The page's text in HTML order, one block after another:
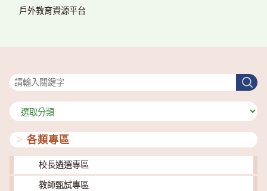
戶外教育資源平台
搜
尋
分
類
各類專區
校長遴選專區
教師甄試專區